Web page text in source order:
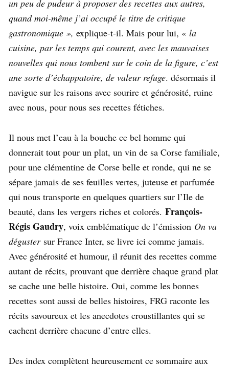
un peu de pudeur à proposer des recettes aux autres,
quand moi-même j’ai occupé le titre de critique
gastronomique », explique-t-il. Mais pour lui, « la
cuisine, par les temps qui courent, avec les mauvaises
nouvelles qui nous tombent sur le coin de la figure, c’est
une sorte d’échappatoire, de valeur refuge. désormais il
navigue sur les raisons avec sourire et générosité, ruine
avec nous, pour nous ses recettes fétiches.
Il nous met l’eau à la bouche ce bel homme qui
donnerait tout pour un plat, un vin de sa Corse familiale,
pour une clémentine de Corse belle et ronde, qui ne se
sépare jamais de ses feuilles vertes, juteuse et parfumée
qui nous transporte en quelques quartiers sur l’Ile de
beauté, dans les vergers riches et colorés. François-
Régis Gaudry, voix emblématique de l’émission On va
déguster sur France Inter, se livre ici comme jamais.
Avec générosité et humour, il réunit des recettes comme
autant de récits, prouvant que derrière chaque grand plat
se cache une belle histoire. Oui, comme les bonnes
recettes sont aussi de belles histoires, FRG raconte les
récits savoureux et les anecdotes croustillantes qui se
cachent derrière chacune d’entre elles.
Des index complètent heureusement ce sommaire aux